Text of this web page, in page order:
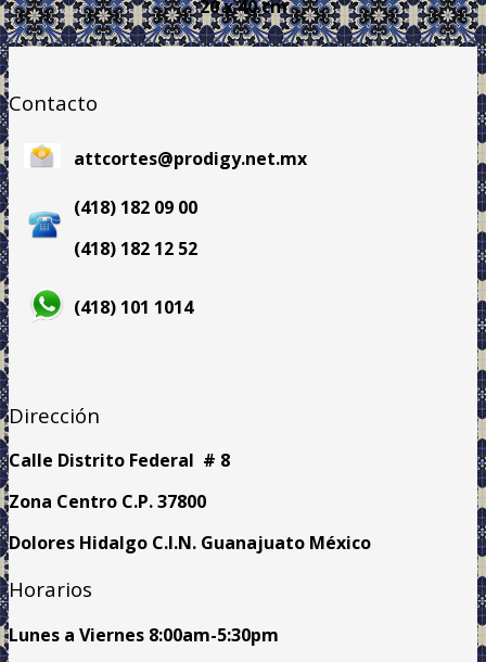
20 x 40 cm
Contacto
attcortes@prodigy.net.mx
(418) 182 09 00
(418) 182 12 52
(418) 101 1014
Dirección
Calle Distrito Federal # 8
Zona Centro C.P. 37800
Dolores Hidalgo C.I.N. Guanajuato México
Horarios
Lunes a Viernes 8:00am-5:30pm